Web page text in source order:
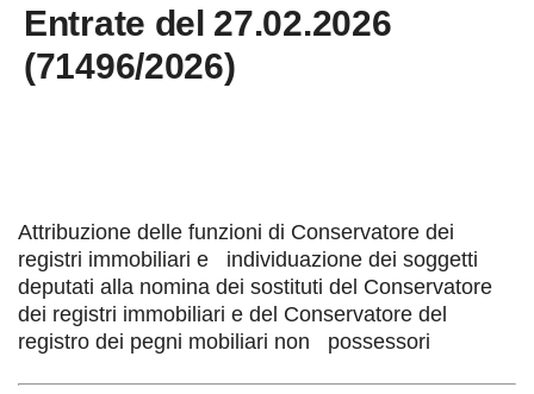
Entrate del 27.02.2026
(71496/2026)
Attribuzione delle funzioni di Conservatore dei
registri immobiliari e individuazione dei soggetti
deputati alla nomina dei sostituti del Conservatore
dei registri immobiliari e del Conservatore del
registro dei pegni mobiliari non possessori